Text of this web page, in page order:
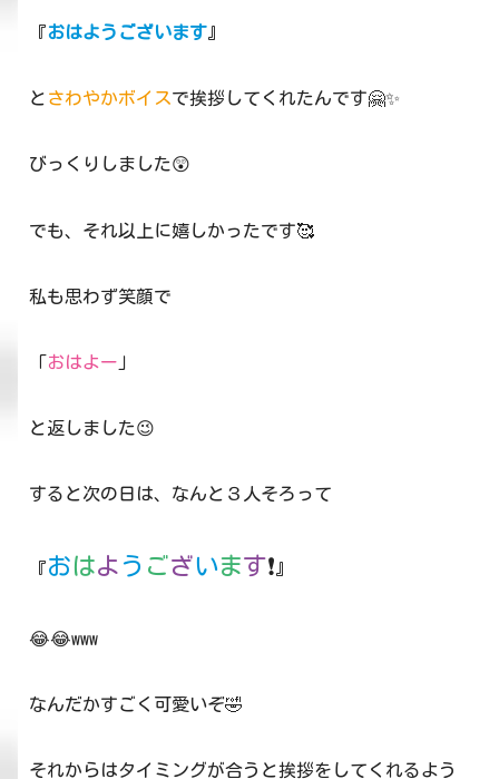
『おはようございます 』
と さわやかボイスで挨拶してくれたんです🤗✨
びっくりしました😲
でも、それ以上に嬉しかったです🥰
私も思わず笑顔で
「おはよー 」
と返しました😉
すると次の日は、なんと３人そろって
『おはよ う ございます❗ 』
😂😂www
なんだかすごく可愛いぞ🤣
それからはタイミングが合うと挨拶をしてくれるよう